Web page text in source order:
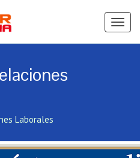
Ver
Laborales